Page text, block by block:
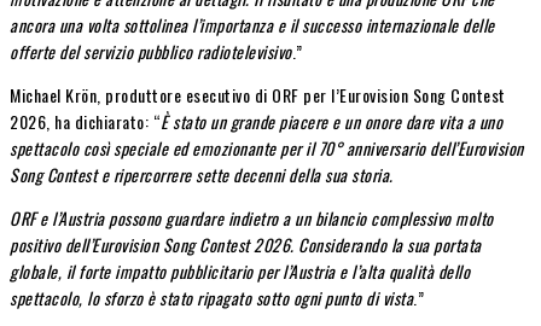
ancora una volta sottolinea l’importanza e il successo internazionale delle
offerte del servizio pubblico radiotelevisivo.”
Michael Krön, produttore esecutivo di ORF per l’Eurovision Song Contest
2026, ha dichiarato: “È stato un grande piacere e un onore dare vita a uno
spettacolo così speciale ed emozionante per il 70° anniversario dell’Eurovision
Song Contest e ripercorrere sette decenni della sua storia.
ORF e l’Austria possono guardare indietro a un bilancio complessivo molto
positivo dell’Eurovision Song Contest 2026. Considerando la sua portata
globale, il forte impatto pubblicitario per l’Austria e l’alta qualità dello
spettacolo, lo sforzo è stato ripagato sotto ogni punto di vista.”